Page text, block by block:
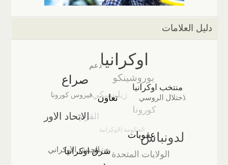
دليل العلامات